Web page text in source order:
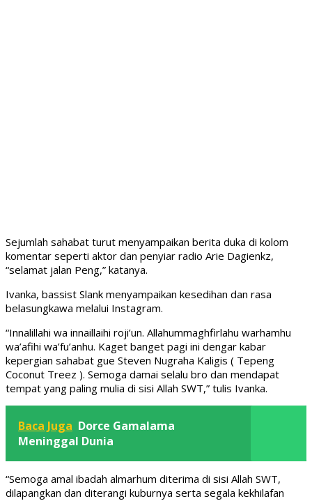
Sejumlah sahabat turut menyampaikan berita duka di kolom
komentar seperti aktor dan penyiar radio Arie Dagienkz,
“selamat jalan Peng,” katanya.
Ivanka, bassist Slank menyampaikan kesedihan dan rasa
belasungkawa melalui Instagram.
“Innalillahi wa innaillaihi roji’un. Allahummaghfirlahu warhamhu
wa’afihi wa’fu’anhu. Kaget banget pagi ini dengar kabar
kepergian sahabat gue Steven Nugraha Kaligis ( Tepeng
Coconut Treez ). Semoga damai selalu bro dan mendapat
tempat yang paling mulia di sisi Allah SWT,” tulis Ivanka.
Baca Juga Dorce Gamalama
Meninggal Dunia
“Semoga amal ibadah almarhum diterima di sisi Allah SWT,
dilapangkan dan diterangi kuburnya serta segala kekhilafan